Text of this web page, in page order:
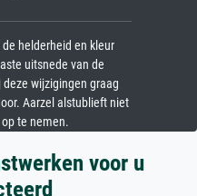
helderheid en kleur
uitsnede van de
wijzigingen graag
Aarzel alstublieft niet
te nemen.
voor u